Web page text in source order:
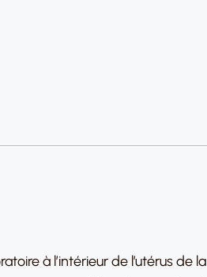
à l’intérieur de l’utérus de la